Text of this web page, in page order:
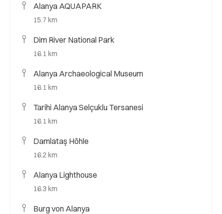
Alanya AQUAPARK
15.7 km
Dim River National Park
16.1 km
Alanya Archaeological Museum
16.1 km
Tarihi Alanya Selçuklu Tersanesi
16.1 km
Damlataş Höhle
16.2 km
Alanya Lighthouse
16.3 km
Burg von Alanya